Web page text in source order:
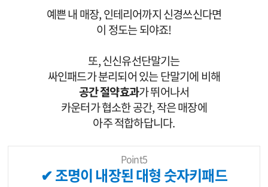
예쁜 내 매장, 인테리어까지 신경쓰신다면
이 정도는 되야죠!
또, 신신유선단말기는
싸인패드가 분리되어 있는 단말기에 비해
공간 절약효과가 뛰어나서
카운터가 협소한 공간, 작은 매장에
아주 적합하답니다.
Point5
✔ 조명이 내장된 대형 숫자키패드